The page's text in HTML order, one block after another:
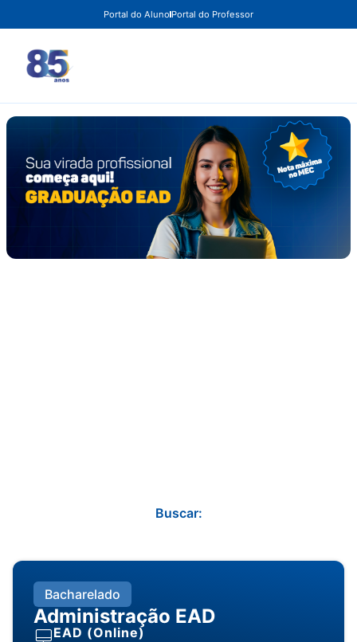
Portal do Aluno Portal do Professor
Buscar:
Bacharelado
Administração EAD
EAD (Online)